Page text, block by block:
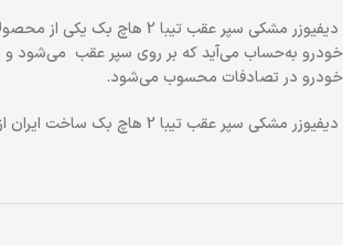
ديفيوزر مشكي سپر عقب تيبا 2 هاچ بك يكي از محصولاتي است كه با نصب آن ظاهري اسپرت و زيبا به خودرو شما مي‌دهد اين ديفيوزر سپر عقب تيبا هاچ بك كه از جنس
خودرو به‌حساب مي‌آيد كه بر روي سپر عقب مي‌شود و
خودرو در تصادفات محسوب مي‌شود.
ديفيوزر مشكي سپر عقب تيبا 2 هاچ بك ساخت ايران ازآپشن هاي توليدي شركت فني مهندسي صنعت سازان جهت استفاده براي خودرو تيبا 2 هاچ بك از اين آپشن زيبا و كاربردي مي‌باشد